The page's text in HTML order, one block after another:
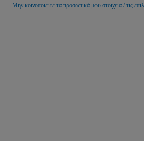
Μην κοινοποιείτε τα προσωπικά μου στοιχεία / τις